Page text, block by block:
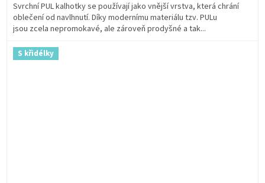
Svrchní PUL kalhotky se používají jako vnější vrstva, která chrání
oblečení od navlhnutí. Díky modernímu materiálu tzv. PULu
jsou zcela nepromokavé, ale zároveň prodyšné a tak...
S křidélky